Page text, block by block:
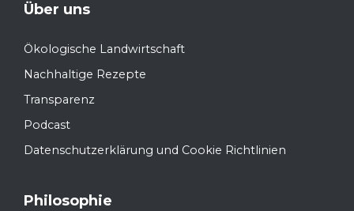
Über uns
Ökologische Landwirtschaft
Nachhaltige Rezepte
Transparenz
Podcast
Datenschutzerklärung und Cookie Richtlinien
Philosophie